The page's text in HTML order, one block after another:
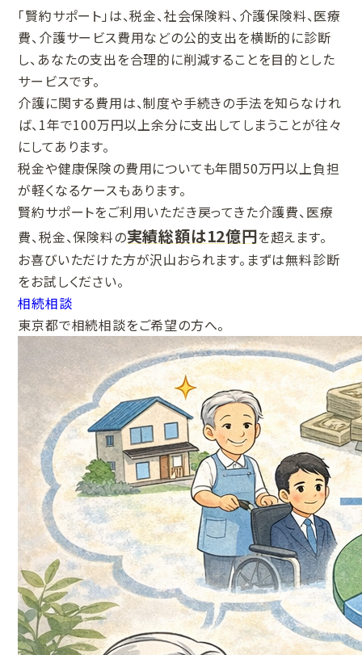
「賢約サポート」は、税金、社会保険料、介護保険料、医療
費、介護サービス費用などの公的支出を横断的に診断
し、あなたの支出を合理的に削減することを目的とした
サービスです。
介護に関する費用は、制度や手続きの手法を知らなけれ
ば、1年で100万円以上余分に支出してしまうことが往々
にしてあります。
税金や健康保険の費用についても年間50万円以上負担
が軽くなるケースもあります。
賢約サポートをご利用いただき戻ってきた介護費、医療
費、税金、保険料の実績総額は12億円を超えます。
お喜びいただけた方が沢山おられます。まずは無料診断
をお試しください。
相続相談
東京都で相続相談をご希望の方へ。